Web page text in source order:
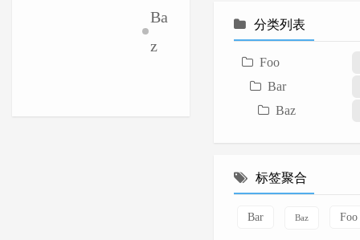
Ba
z
分类列表
Foo
Bar
Baz
标签聚合
Bar Baz Foo